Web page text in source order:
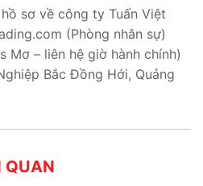
sơ về công ty Tuấn Việt
(Phòng nhân sự)
Mơ – liên hệ giờ hành chính)
Bắc Đồng Hới, Quảng
QUAN